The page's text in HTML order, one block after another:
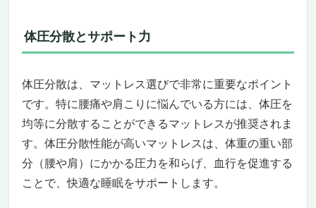
体圧分散とサポート力
体圧分散は、マットレス選びで非常に重要なポイント
です。特に腰痛や肩こりに悩んでいる方には、体圧を
均等に分散することができるマットレスが推奨されま
す。体圧分散性能が高いマットレスは、体重の重い部
分（腰や肩）にかかる圧力を和らげ、血行を促進する
ことで、快適な睡眠をサポートします。